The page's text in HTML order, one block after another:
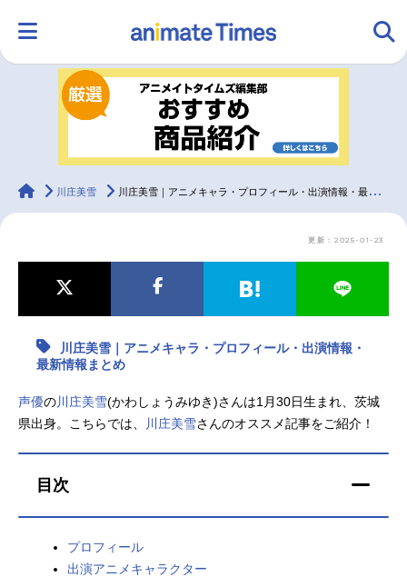
ランキング アニメ
ラジオ みんなの声 グッズ
最新記事一覧
アニメ記事一覧 声優記事一覧
今期アニメ曜日別一覧
春アニメ 夏アニメ
秋アニメ
animateTimes
川庄美雪 川庄美雪｜アニメキャラ・プロフィール・出演情報・最新情報まとめ
更新：2025-01-23
川庄美雪｜アニメキャラ・プロフィール・出演情報・
最新情報まとめ
声優の川庄美雪(かわしょうみゆき)さんは1月30日生まれ、茨城
県出身。こちらでは、
川庄美雪さんのオススメ記事をご紹介！
目次
プロフィール
出演アニメキャラクター